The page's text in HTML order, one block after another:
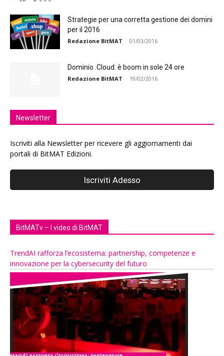
Strategie per una corretta gestione dei domini
per il 2016
Redazione BitMAT - 01/03/2016
Dominio .Cloud: è boom in sole 24 ore
Redazione BitMAT - 19/02/2016
Newsletter
Iscriviti alla Newsletter per ricevere gli aggiornamenti dai
portali di BitMAT Edizioni.
BitMATv – I video di BitMAT
TrendAI rafforza l’ecosistema: partnership, competenze e
innovazione per la cybersecurity del futuro